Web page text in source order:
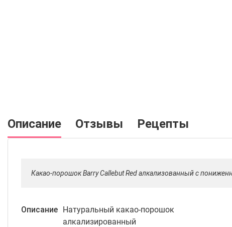
Описание Отзывы Рецепты
Какао-порошок Barry Callebut Red алкализованный с
Описание Натуральный какао-порошок
алкализированный